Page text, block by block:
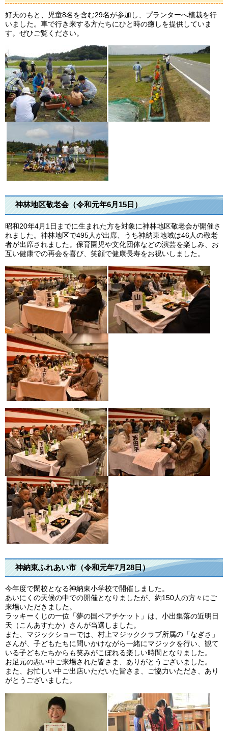
好天のもと、児童8名を含む29名が参加し、プランターへ植栽を行
いました。車で行き来する方たちにひと時の癒しを提供していま
す。ぜひご覧ください。
神林地区敬老会（令和元年6月15日）
昭和20年4月1日までに生まれた方を対象に神林地区敬老会が開催さ
れました。神林地区で495人が出席、うち神納東地域は46人の敬老
者が出席されました。保育園児や文化団体などの演芸を楽しみ、お
互い健康での再会を喜び、笑顔で健康長寿をお祝いしました。
神納東ふれあい市（令和元年7月28日）
今年度で閉校となる神納東小学校で開催しました。
あいにくの天候の中での開催となりましたが、約150人の方々にご
来場いただきました。
ラッキーくじの一位「夢の国ペアチケット」は、小出集落の近明日
天（こんあすたか）さんが当選しました。
また、マジックショーでは、村上マジッククラブ所属の「なぎさ」
さんが、子どもたちに問いかけながら一緒にマジックを行い、観て
いる子どもたちからも笑みがこぼれる楽しい時間となりました。
お足元の悪い中ご来場された皆さま、ありがとうございました。
また、お忙しい中ご出店いただいた皆さま、ご協力いただき、あり
がとうございました。